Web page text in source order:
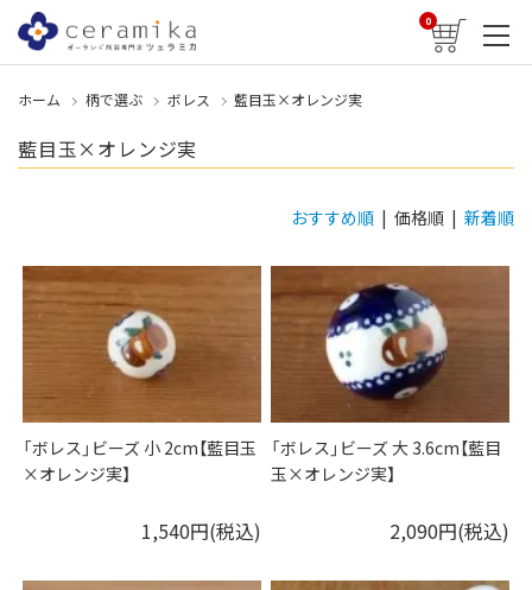
0
ホーム 柄で選ぶ ボレス 藍目玉×オレンジ実
藍目玉×オレンジ実
おすすめ順 | 価格順 | 新着順
「ボレス」ビーズ 小 2cm【藍目玉
×オレンジ実】
1,540円(税込)
「ボレス」ビーズ 大 3.6cm【藍目
玉×オレンジ実】
2,090円(税込)